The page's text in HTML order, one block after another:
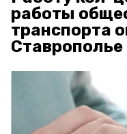
работы
транспорта
Ставрополье